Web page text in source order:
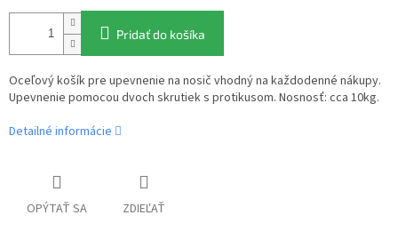
Pridať do košíka
Oceľový košík pre upevnenie na nosič vhodný na každodenné nákupy.
Upevnenie pomocou dvoch skrutiek s protikusom. Nosnosť: cca 10kg.
Detailné informácie
OPÝTAŤ SA ZDIEĽAŤ